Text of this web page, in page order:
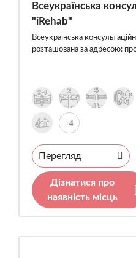
Всеукраїнська
"iRehab"
Всеукраїнська
розташована за адресою:
+4
Перегляд
Дізнатися про
наявність місць